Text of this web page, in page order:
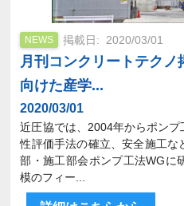
NEWS 2020/03/01
2020/03/01
月刊コンクリートテク
向けた産学...
近圧協では、2004年からポン
性評価手法の確立、安全施工な
部・施工部会ポンプ工法WGに
模のフィー...